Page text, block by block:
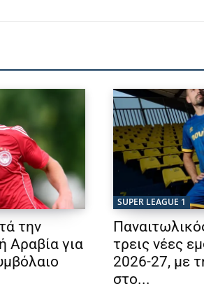
την
Αραβία για
SUPER LEAGUE 1
τρεις νέες
2026-27, με
στο...